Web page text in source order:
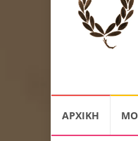
content
ΑΡΧΙΚΉ